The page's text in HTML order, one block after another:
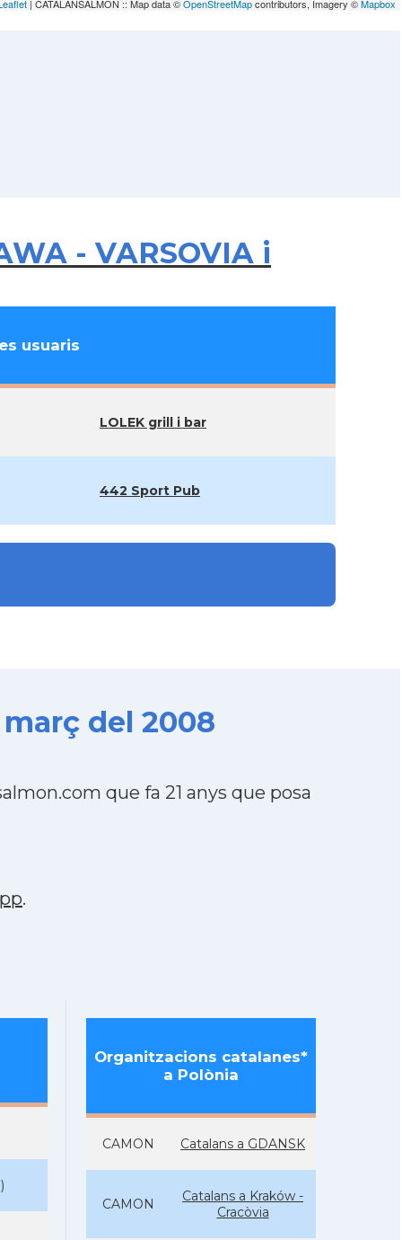
| CATALANSALMON :: Map data ©OpenStreetMapcontributors, Imagery ©Mapbox
- VARSOVIA i
usuaris
LOLEK grill i bar
442 Sport Pub
març del 2008
que fa 21 anys que posa
.
)
Organitzacions catalanes*
a Polònia
CAMON Catalans a GDANSK
CAMON
Catalans a Kraków -
Cracòvia